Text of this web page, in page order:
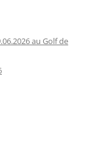
au Golf de